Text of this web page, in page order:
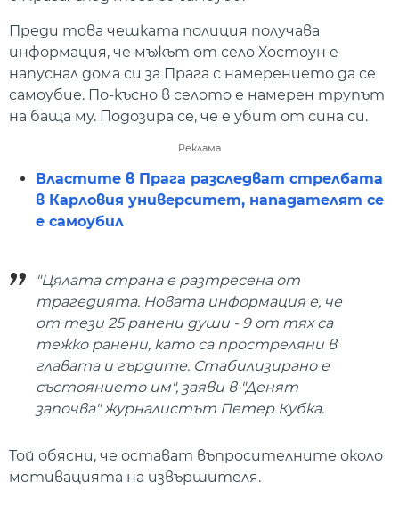
Преди това чешката полиция получава
информация, че мъжът от село Хостоун е
напуснал дома си за Прага с намерението да се
самоубие. По-късно в селото е намерен трупът
на баща му. Подозира се, че е убит от сина си.
Реклама
Властите в Прага разследват стрелбата
в Карловия университет, нападателят се
е самоубил
"Цялата страна е разтресена от
трагедията. Новата информация е, че
от тези 25 ранени души - 9 от тях са
тежко ранени, като са простреляни в
главата и гърдите. Стабилизирано е
състоянието им", заяви в "Денят
започва" журналистът Петер Кубка.
Той обясни, че остават въпросителните около
мотивацията на извършителя.